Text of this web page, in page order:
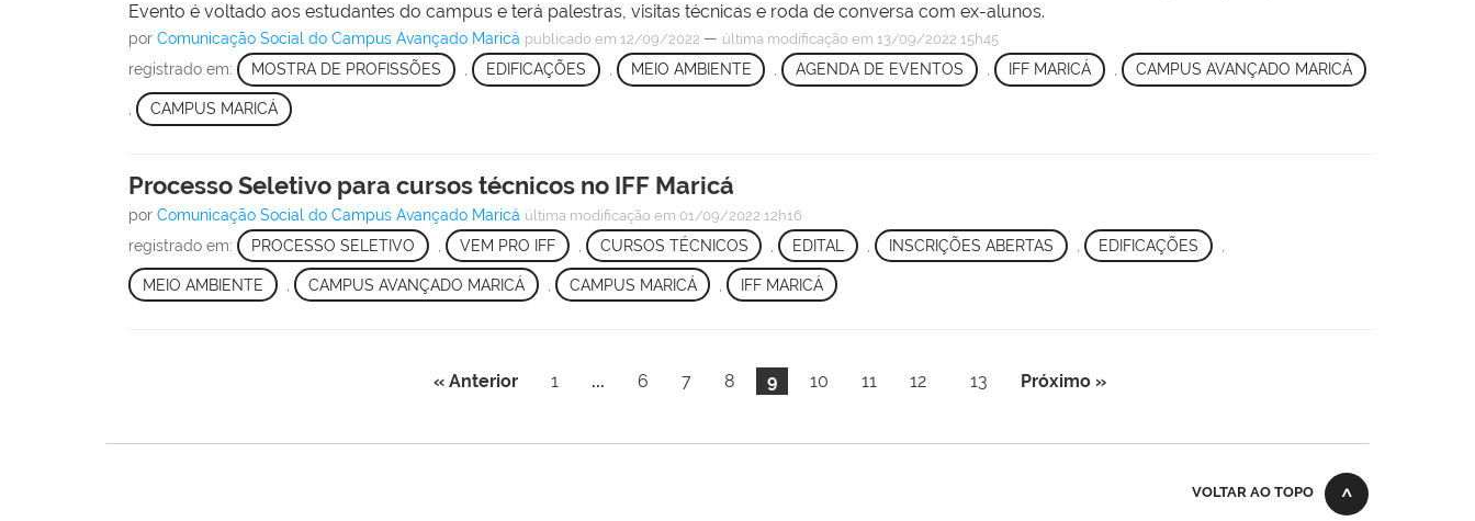
Evento é voltado aos estudantes do campus e terá palestras, visitas técnicas e roda de conversa com ex-alunos.
porComunicação Social do Campus Avançado Maricá publicado em 12/09/2022 — última modificação em 13/09/2022 15h45
registrado em: MOSTRA DE PROFISSÕES , EDIFICAÇÕES , MEIO AMBIENTE , AGENDA DE EVENTOS , IFF MARICÁ , CAMPUS AVANÇADO MARICÁ
, CAMPUS MARICÁ
Processo Seletivo para cursos técnicos no IFF Maricá
porComunicação Social do Campus Avançado Maricá última modificação em 01/09/2022 12h16
registrado em: PROCESSO SELETIVO VEM PRO IFF CURSOS TÉCNICOS , EDITAL , INSCRIÇÕES ABERTAS EDIFICAÇÕES
MEIO AMBIENTE CAMPUS AVANÇADO MARICÁ CAMPUS MARICÁ , IFF MARICÁ
« Anterior 1 ... 6 7 8 9 10 11 12 13 Próximo »
VOLTAR AO TOPO